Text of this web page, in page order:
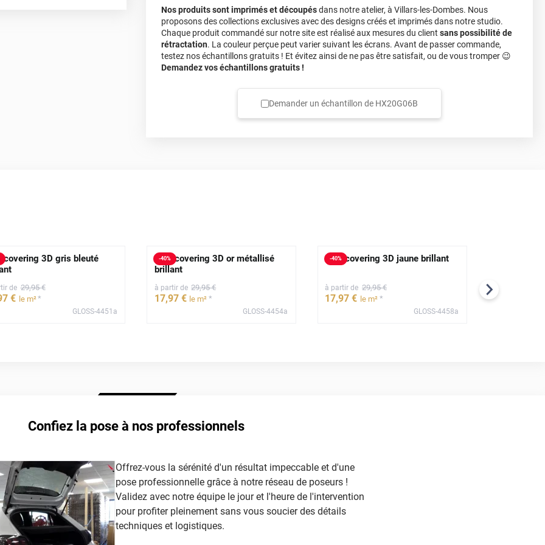
Nos produits sont imprimés et découpésdans notre atelier, à Villars-les-Dombes. Nous
proposons des collections exclusives avec des designs créés et imprimés dans notre studio.
Chaque produit commandé sur notre site est réalisé aux mesures du client sans possibilité de
rétractation. La couleur perçue peut varier suivant les écrans. Avant de passer commande,
testez nos échantillons gratuits ! Et évitez ainsi de ne pas être satisfait, ou de vous tromper 😉
Demandez vos échantillons gratuits !
Demander un échantillon de HX20G06B
covering 3D gris bleuté
de 29,95 €
€ le m²*
GLOSS-4451a
-40%
Film covering 3D or métallisé
brillant
à partir de 29,95 €
17,97 € le m² *
GLOSS-4454a
-40%
Film covering 3D jaune brillant
à partir de 29,95 €
17,97 € le m² *
GLOSS-4458a
17
Confiez la pose à nos professionnels
Offrez-vous la sérénité d'un résultat impeccable et d'une
pose professionnelle grâce à notre réseau de poseurs !
Validez avec notre équipe le jour et l'heure de l'intervention
pour profiter pleinement sans vous soucier des détails
techniques et logistiques.